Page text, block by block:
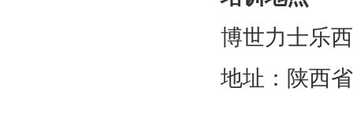
博世力士乐
地址：陕西